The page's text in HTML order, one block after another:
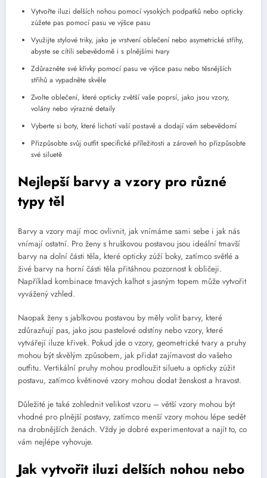
Vytvořte iluzi delších nohou pomocí vysokých podpatků nebo opticky
zúžete pas pomocí pasu ve výšce pasu
Využijte stylové triky, jako je vrstvení oblečení nebo asymetrické střihy,
abyste se cítili sebevědomě i s plnějšími tvary
Zdůrazněte své křivky pomocí pasu ve výšce pasu nebo těsnějších
střihů a vypadněte skvěle
Zvolte oblečení, které opticky zvětší vaše poprsí, jako jsou vzory,
volány nebo výrazné detaily
Vyberte si boty, které lichotí vaší postavě a dodají vám sebevědomí
Přizpůsobte svůj outfit specifické příležitosti a zároveň ho přizpůsobte
své siluetě
Nejlepší barvy a vzory pro různé
typy těl
Barvy a vzory mají moc ovlivnit, jak vnímáme sami sebe i jak nás
vnímají ostatní. Pro ženy s hruškovou postavou jsou ideální tmavší
barvy na dolní části těla, které opticky zúží boky, zatímco světlé a
živé barvy na horní části těla přitáhnou pozornost k obličeji.
Například kombinace tmavých kalhot s jasným topem může vytvořit
vyvážený vzhled.
Naopak ženy s jablkovou postavou by měly volit barvy, které
zdůrazňují pas, jako jsou pastelové odstíny nebo vzory, které
vytvářejí iluze křivek. Pokud jde o vzory, geometrické tvary a pruhy
mohou být skvělým způsobem, jak přidat zajímavost do vašeho
outfitu. Vertikální pruhy mohou prodloužit siluetu a opticky zúžit
postavu, zatímco květinové vzory mohou dodat ženskost a hravost.
Důležité je také zohlednit velikost vzoru – větší vzory mohou být
vhodné pro plnější postavy, zatímco menší vzory mohou lépe sedět
na drobnějších ženách. Vždy je dobré experimentovat a najít to, co
vám nejlépe vyhovuje.
Jak vytvořit iluzi delších nohou nebo